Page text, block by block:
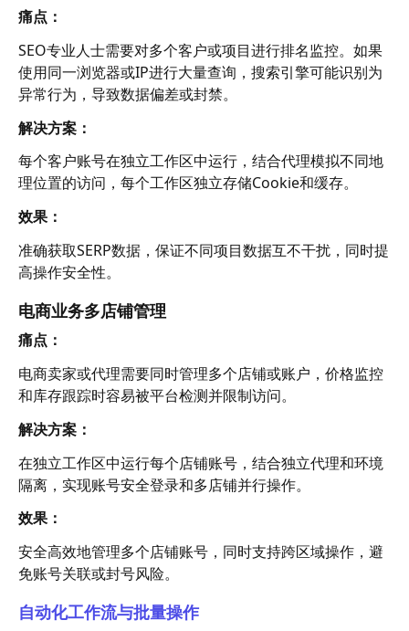
痛点：
SEO专业人士需要对多个客户或项目进行排名监控。如果
使用同一浏览器或IP进行大量查询，搜索引擎可能识别为
异常行为，导致数据偏差或封禁。
解决方案：
每个客户账号在独立工作区中运行，结合代理模拟不同地
理位置的访问，每个工作区独立存储Cookie和缓存。
效果：
准确获取SERP数据，保证不同项目数据互不干扰，同时提
高操作安全性。
电商业务多店铺管理
痛点：
电商卖家或代理需要同时管理多个店铺或账户，价格监控
和库存跟踪时容易被平台检测并限制访问。
解决方案：
在独立工作区中运行每个店铺账号，结合独立代理和环境
隔离，实现账号安全登录和多店铺并行操作。
效果：
安全高效地管理多个店铺账号，同时支持跨区域操作，避
免账号关联或封号风险。
自动化工作流与批量操作